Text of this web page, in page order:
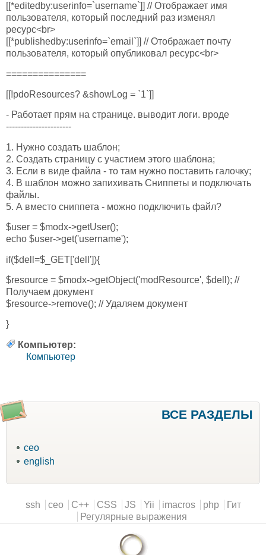
[[*editedby:userinfo=`username`]] // Отображает имя
пользователя, который последний раз изменял
ресурс<br>
[[*publishedby:userinfo=`email`]] // Отображает почту
пользователя, который опубликовал ресурс<br>
===============
[[!pdoResources? &showLog = `1`]]
- Работает прям на странице. выводит логи. вроде
----------------------
1. Нужно создать шаблон;
2. Создать страницу с участием этого шаблона;
3. Если в виде файла - то там нужно поставить галочку;
4. В шаблон можно запихивать Сниппеты и подключать
файлы.
5. А вместо сниппета - можно подключить файл?
$user = $modx->getUser();
echo $user->get('username');
if($dell=$_GET['dell']){
$resource = $modx->getObject('modResource', $dell); //
Получаем документ
$resource->remove(); // Удаляем документ
}
Компьютер:
Компьютер
ВСЕ РАЗДЕЛЫ
ceo
english
Main menu
ssh ceo C++ CSS JS Yii imacros php
Гит
Регулярные выражения